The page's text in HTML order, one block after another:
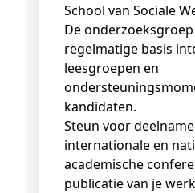
School van Sociale
De
regelmatige basis
leesgroepen en
kandidaten.
Steun voor
internationale en
academische
publicatie van je